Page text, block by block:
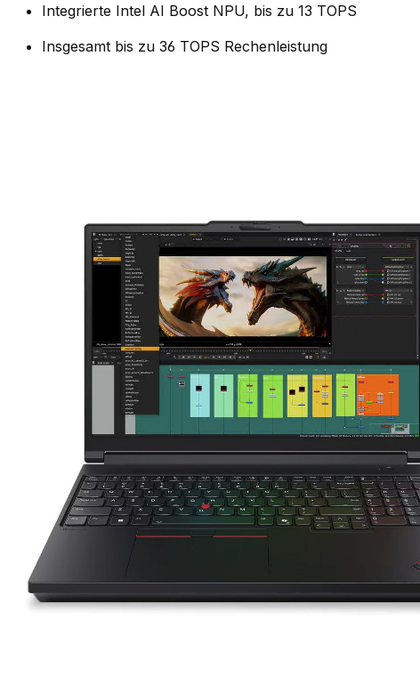
Integrierte Intel AI Boost NPU, bis zu 13 TOPS
Insgesamt bis zu 36 TOPS Rechenleistung